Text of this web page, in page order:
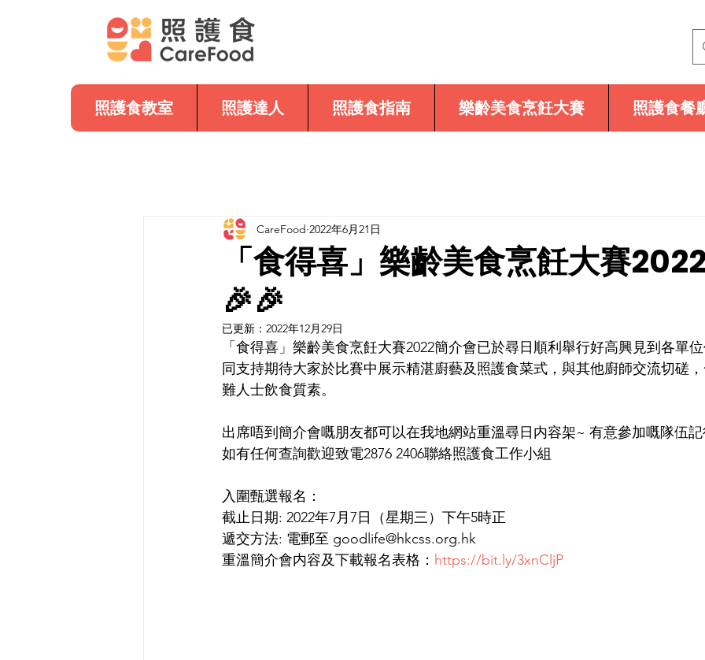
照護食教室 照護達人 照護食指南 樂齡美食烹飪大賽 照護食餐
「食得喜」樂齡美食烹飪大賽
🎉🎉
CareFood 2022年6月21日
已更新： 2022年12月29日
「食得喜」樂齡美食烹飪大賽2022簡介會已於尋日順利舉行好高興見到各單
同支持期待大家於比賽中展示精湛廚藝及照護食菜式，與其他廚師交流切磋
難人士飲食質素。
出席唔到簡介會嘅朋友都可以在我地網站重溫尋日内容架~ 有意參加嘅隊伍
如有任何查詢歡迎致電2876 2406聯絡照護食工作小組
入圍甄選報名：
截止日期: 2022年7月7日（星期三）下午5時正
遞交方法: 電郵至 goodlife@hkcss.org.hk
重溫簡介會内容及下載報名表格： https://bit.ly/3xnCljP